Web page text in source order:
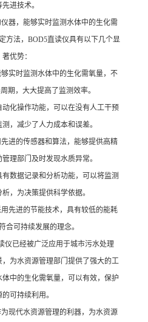
先进技术。
器，能够实时监测水体中的生化需
方法，BOD5直读仪具有以下几个显
著优势：
实时监测水体中的生化需氧量，不
期，大大提高了监测效率。
化操作功能，可以在没有人工干预
，减少了人力成本和误差。
进的传感器和算法，能够提供高精
理部门及时发现水质异常。
数据记录和分析功能，可以将监测
，为决策提供科学依据。
先进的节能技术，具有较低的能耗
合可持续发展的理念。
仪已经被广泛应用于城市污水处理
为水资源管理部门提供了强大的工
中的生化需氧量，可以有效，保护
可持续利用。
现代水资源管理的利器，为水资源